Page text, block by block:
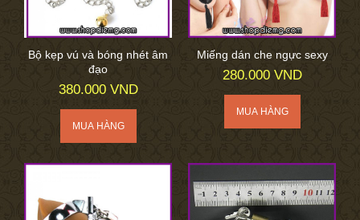
Bộ kẹp vú và bóng nhét âm
đạo
380.000 VND
Miếng dán che ngực sexy
280.000 VND